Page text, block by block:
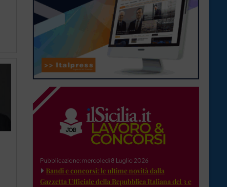
Pubblicazione: mercoledì 8 Luglio 2026
Bandi e concorsi: le ultime novità dalla
Gazzetta Ufficiale della Repubblica Italiana del 3 e